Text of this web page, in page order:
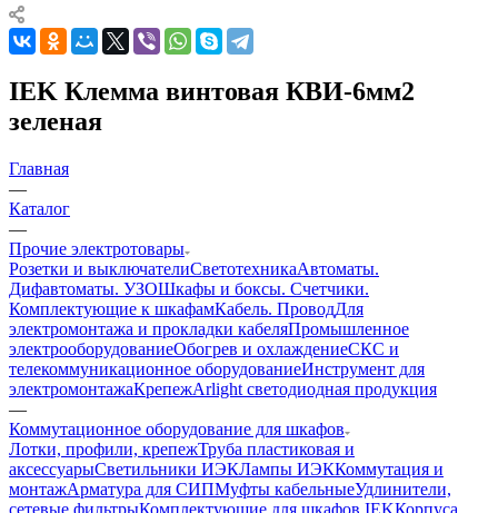
IEK Клемма винтовая КВИ-6мм2
зеленая
Главная
—
Каталог
—
Прочие электротовары
Розетки и выключателиСветотехникаАвтоматы.
Дифавтоматы. УЗОШкафы и боксы. Счетчики.
Комплектующие к шкафамКабель. ПроводДля
электромонтажа и прокладки кабеляПромышленное
электрооборудованиеОбогрев и охлаждениеСКС и
телекоммуникационное оборудованиеИнструмент для
электромонтажаКрепежArlight светодиодная продукция
—
Коммутационное оборудование для шкафов
Лотки, профили, крепежТруба пластиковая и
аксессуарыСветильники ИЭКЛампы ИЭККоммутация и
монтажАрматура для СИПМуфты кабельныеУдлинители,
сетевые фильтрыКомплектующие для шкафов IEKКорпуса